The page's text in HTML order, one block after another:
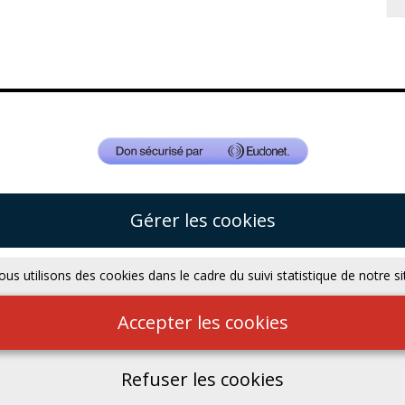
Gérer les cookies
utilisons des cookies dans le cadre du suivi statistique de notre
Accepter les cookies
Refuser les cookies